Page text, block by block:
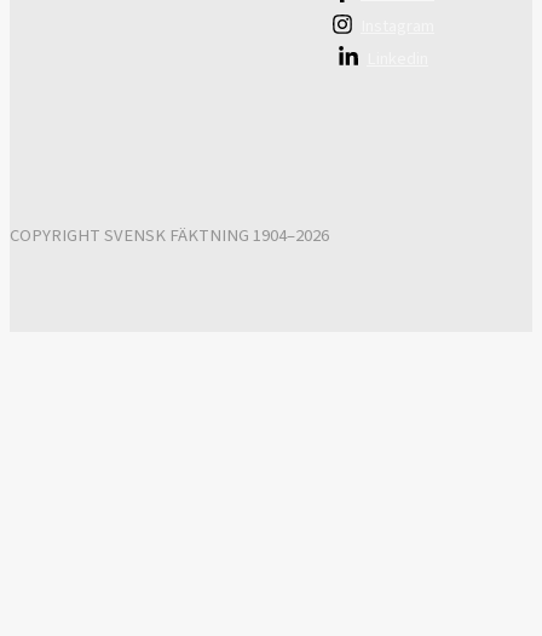
COPYRIGHT SVENSK FÄKTNING 1904–2026